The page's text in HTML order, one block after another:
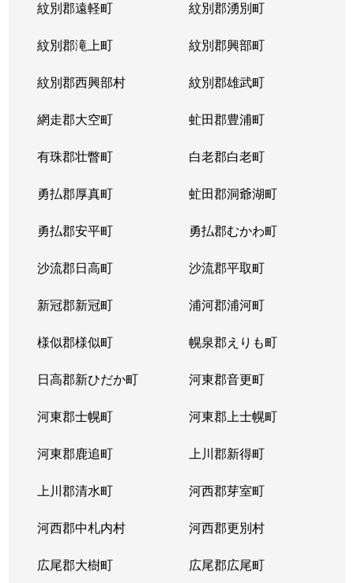
紋別郡遠軽町 紋別郡湧別町
紋別郡滝上町 紋別郡興部町
紋別郡西興部村 紋別郡雄武町
網走郡大空町 虻田郡豊浦町
有珠郡壮瞥町 白老郡白老町
勇払郡厚真町 虻田郡洞爺湖町
勇払郡安平町 勇払郡むかわ町
沙流郡日高町 沙流郡平取町
新冠郡新冠町 浦河郡浦河町
様似郡様似町 幌泉郡えりも町
日高郡新ひだか町 河東郡音更町
河東郡士幌町 河東郡上士幌町
河東郡鹿追町 上川郡新得町
上川郡清水町 河西郡芽室町
河西郡中札内村 河西郡更別村
広尾郡大樹町 広尾郡広尾町